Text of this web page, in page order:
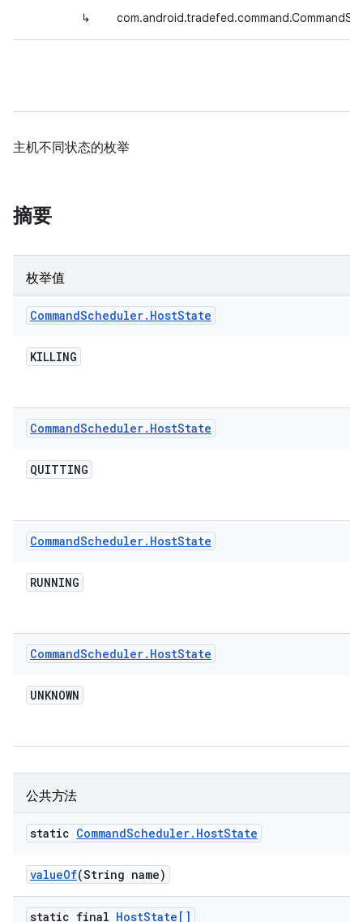
↳
主机不同状态的枚举
摘要
枚举值
CommandScheduler. HostState
KILLING
CommandScheduler. HostState
QUITTING
CommandScheduler. HostState
RUNNING
CommandScheduler. HostState
UNKNOWN
公共方法
static CommandScheduler. HostState
valueOf(String name)
static final HostState[]